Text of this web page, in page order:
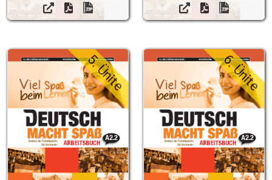
5. Ünite 6. Ünite